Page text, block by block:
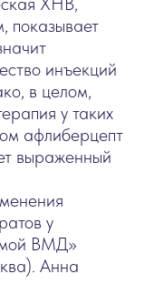
показывает
инъекций
в целом,
у таких
афлиберцепт
выраженный
у
ВМД»
Анна